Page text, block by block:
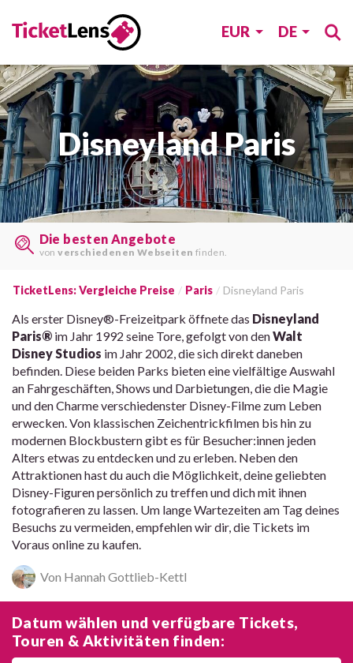
EUR DE
Disneyland Paris
Last Minute Tickets
auf vielen Webseitenfinden.
TicketLens: Vergleiche Preise Paris Disneyland Paris
Als erster Disney®-Freizeitpark öffnete das Disneyland
Paris® im Jahr 1992 seine Tore, gefolgt von denWalt
Disney Studios im Jahr 2002, die sich direkt daneben
befinden. Diese beiden Parks bieten eine vielfältige Auswahl
an Fahrgeschäften, Shows und Darbietungen, die die Magie
und den Charme verschiedenster Disney-Filme zum Leben
erwecken. Von klassischen Zeichentrickfilmen bis hin zu
modernen Blockbustern gibt es für Besucher:innen jeden
Alters etwas zu entdecken und zu erleben. Neben den
Attraktionen hast du auch die Möglichkeit, deine geliebten
Disney-Figuren persönlich zu treffen und dich mit ihnen
fotografieren zu lassen. Um lange Wartezeiten am Tag deines
Besuchs zu vermeiden, empfehlen wir dir, die Tickets im
Voraus online zu kaufen.
Von Hannah Gottlieb-Kettl
Datum wählen und verfügbare Tickets,
Touren & Aktivitäten finden: